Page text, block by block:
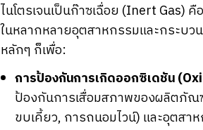
ไนโตรเจนเป็นก๊าซเฉื่อย (Inert Gas)
ในหลากหลายอุตสาหกรรมและกระบว
หลักๆ ก็เพื่อ:
การป้องกันการเกิดออกซิเดชัน
ป้องกันการเสื่อมสภาพของผลิตภัณ
ขบเคี้ยว, การถนอมไวน์) และอุตส